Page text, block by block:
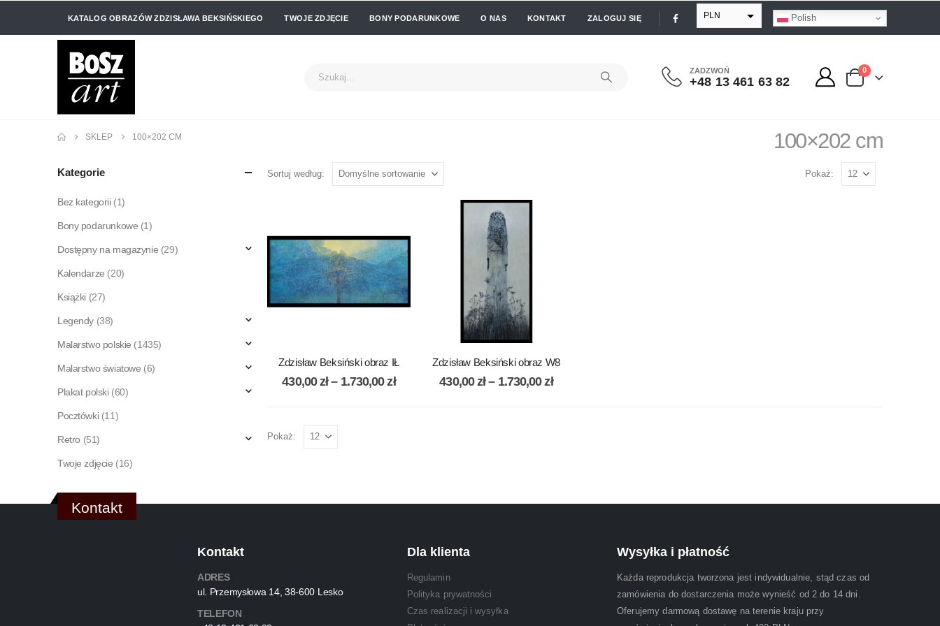
KATALOG OBRAZÓW ZDZISŁAWA BEKSIŃSKIEGO TWOJE ZDJĘCIE BONY PODARUNKOWE O NAS KONTAKT ZALOGUJ SIĘ PLN
GBP
Polish
ZADZWOŃ
+48 13 461 63 82
0
100×202 cm
SKLEP 100×202 CM
Sortuj według: Pokaż:
Zdzisław Beksiński obraz IŁ
430,00zł – 1.730,00zł
Zdzisław Beksiński obraz W8
430,00zł – 1.730,00zł
Pokaż:
Kategorie
Bez kategorii (1)
Bony podarunkowe (1)
Dostępny na magazynie (29)
Kalendarze (20)
Książki (27)
Legendy (38)
Malarstwo polskie (1435)
Malarstwo światowe (6)
Plakat polski (60)
Pocztówki (11)
Retro (51)
Twoje zdjęcie (16)
Kontakt
Kontakt
ADRES
ul. Przemysłowa 14, 38-600 Lesko
TELEFON
Dla klienta
Regulamin
Polityka prywatności
Czas realizacji i wysyłka
Wysyłka i płatność
Każda reprodukcja tworzona jest indywidualnie, stąd czas od
zamówienia do dostarczenia może wynieść od 2 do 14 dni.
Oferujemy darmową dostawę na terenie kraju przy